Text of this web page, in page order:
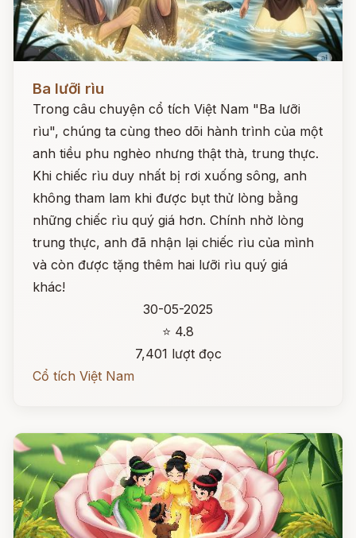
Ba lưỡi rìu
Trong câu chuyện cổ tích Việt Nam "Ba lưỡi
rìu", chúng ta cùng theo dõi hành trình của một
anh tiều phu nghèo nhưng thật thà, trung thực.
Khi chiếc rìu duy nhất bị rơi xuống sông, anh
không tham lam khi được bụt thử lòng bằng
những chiếc rìu quý giá hơn. Chính nhờ lòng
trung thực, anh đã nhận lại chiếc rìu của mình
và còn được tặng thêm hai lưỡi rìu quý giá
khác!
30-05-2025
⭐ 4.8
7,401 lượt đọc
Cổ tích Việt Nam